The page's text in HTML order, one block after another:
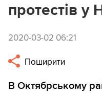
протестів
2020-03-02 06:21
Поширити
В Октябрському